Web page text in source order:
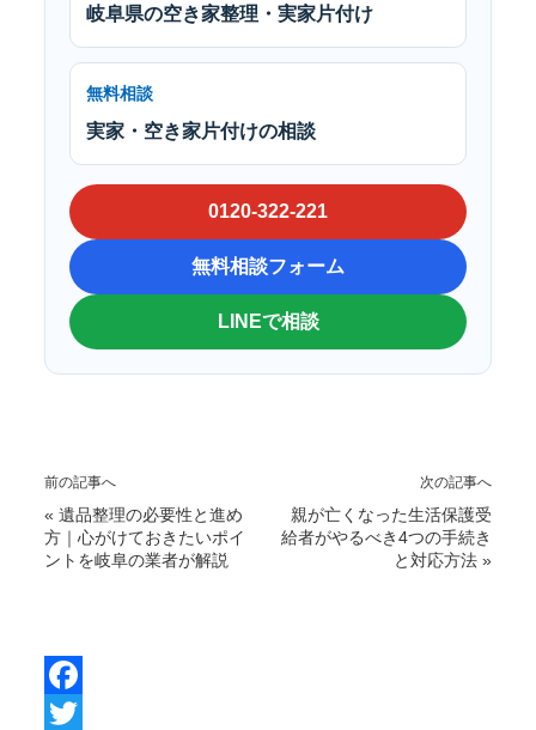
岐阜県の空き家整理・実家片付け
無料相談
実家・空き家片付けの相談
0120-322-221
無料相談フォーム
LINEで相談
前の記事へ
« 遺品整理の必要性と進め
方｜心がけておきたいポイ
ントを岐阜の業者が解説
次の記事へ
親が亡くなった生活保護受
給者がやるべき4つの手続き
と対応方法 »
F